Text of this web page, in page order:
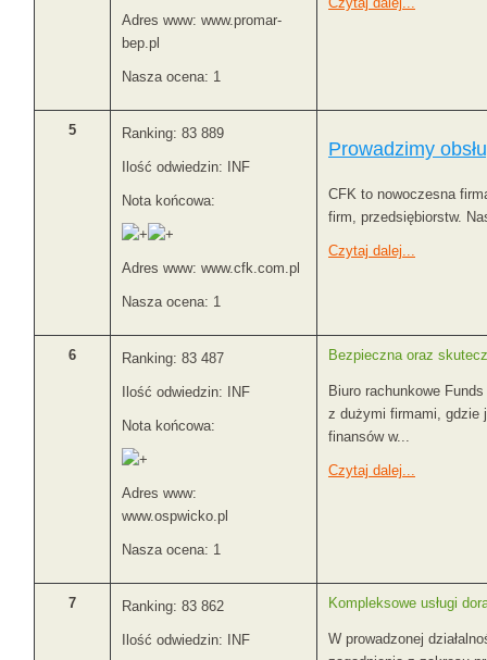
Adres www: www.promar-
bep.pl
Nasza ocena: 1
5 Ranking: 83 889
Ilość odwiedzin: INF
Nota końcowa:
Adres www: www.cfk.com.pl
Nasza ocena: 1
Prowadzimy
CFK to nowoczesna
firm, przedsiębiorstw.
Czytaj dalej...
6 Ranking: 83 487
Ilość odwiedzin: INF
Nota końcowa:
Adres www:
www.ospwicko.pl
Nasza ocena: 1
Bezpieczna oraz
Biuro rachunkowe
z dużymi firmami, gdzie
finansów w...
Czytaj dalej...
7 Ranking: 83 862
Ilość odwiedzin: INF
Kompleksowe usługi
W prowadzonej